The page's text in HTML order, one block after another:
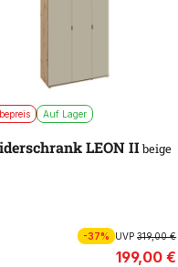
Auf Lager
LEON IIbeige
-37% UVP319,00 €
199,00 €